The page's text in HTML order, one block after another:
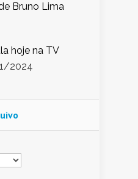
Bruno Lima
hoje na TV
2024